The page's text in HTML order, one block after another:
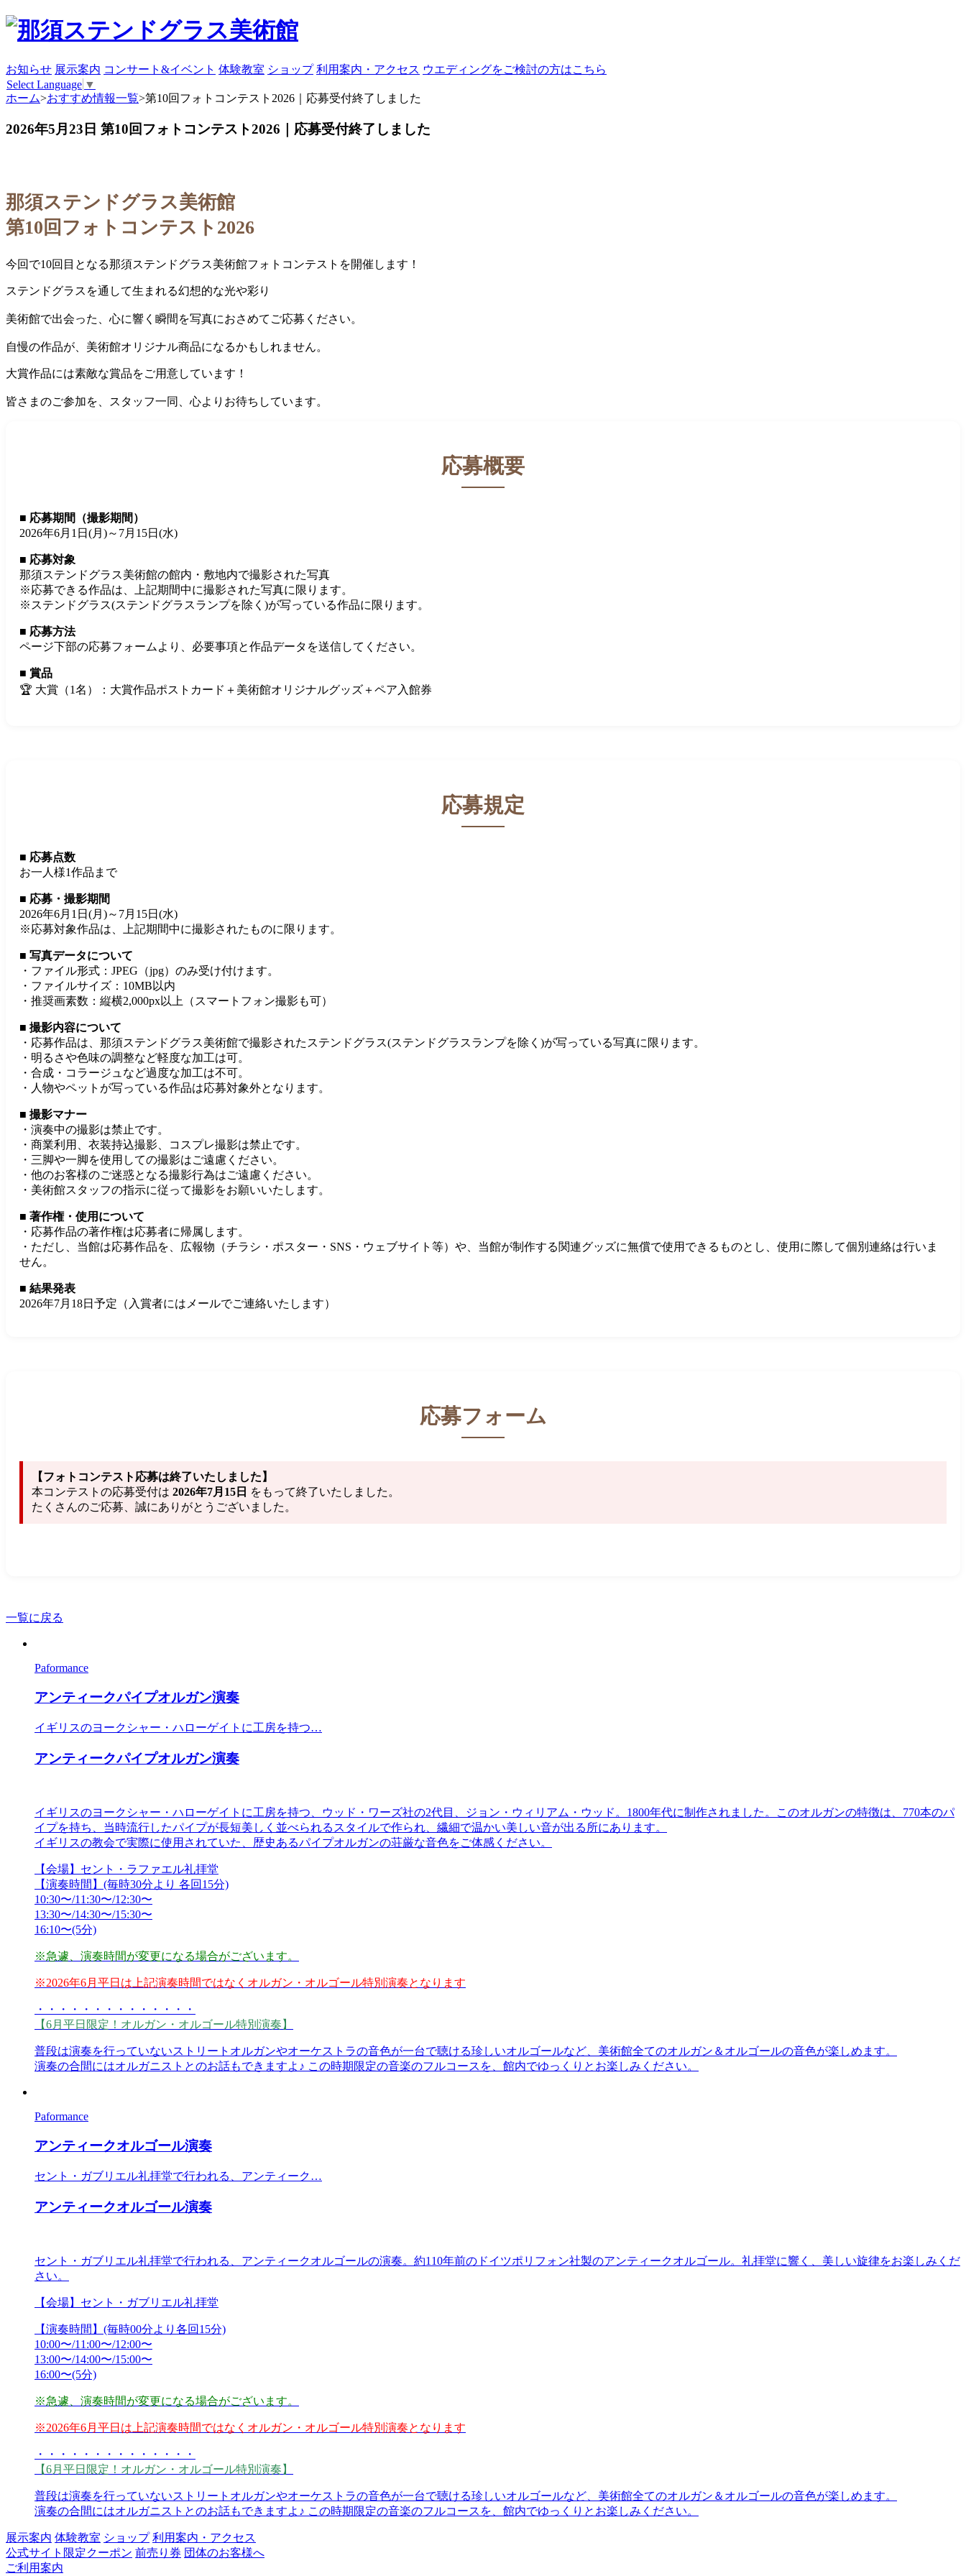
お知らせ 展示案内 コンサート&イベント 体験教室 ショップ 利用案内・アクセス ウエディングをご検討の方はこちら
Select Language ▼
ホーム>おすすめ情報一覧>第10回フォトコンテスト2026｜応募受付終了しました
2026年5月23日 第10回フォトコンテスト2026｜応募受付終了しました
那須ステンドグラス美術館
第10回フォトコンテスト2026
今回で10回目となる那須ステンドグラス美術館フォトコンテストを開催します！
ステンドグラスを通して生まれる幻想的な光や彩り
美術館で出会った、心に響く瞬間を写真におさめてご応募ください。
自慢の作品が、美術館オリジナル商品になるかもしれません。
大賞作品には素敵な賞品をご用意しています！
皆さまのご参加を、スタッフ一同、心よりお待ちしています。
応募概要
■ 応募期間（撮影期間）
2026年6月1日(月)～7月15日(水)
■ 応募対象
那須ステンドグラス美術館の館内・敷地内で撮影された写真
※応募できる作品は、上記期間中に撮影された写真に限ります。
※ステンドグラス(ステンドグラスランプを除く)が写っている作品に限ります。
■ 応募方法
ページ下部の応募フォームより、必要事項と作品データを送信してください。
■ 賞品
🏆 大賞（1名）：大賞作品ポストカード＋美術館オリジナルグッズ＋ペア入館券
応募規定
■ 応募点数
お一人様1作品まで
■ 応募・撮影期間
2026年6月1日(月)～7月15日(水)
※応募対象作品は、上記期間中に撮影されたものに限ります。
■ 写真データについて
・ファイル形式：JPEG（jpg）のみ受け付けます。
・ファイルサイズ：10MB以内
・推奨画素数：縦横2,000px以上（スマートフォン撮影も可）
■ 撮影内容について
・応募作品は、那須ステンドグラス美術館で撮影されたステンドグラス(ステンドグラスランプを除く)が写っている写真に限ります。
・明るさや色味の調整など軽度な加工は可。
・合成・コラージュなど過度な加工は不可。
・人物やペットが写っている作品は応募対象外となります。
■ 撮影マナー
・演奏中の撮影は禁止です。
・商業利用、衣装持込撮影、コスプレ撮影は禁止です。
・三脚や一脚を使用しての撮影はご遠慮ください。
・他のお客様のご迷惑となる撮影行為はご遠慮ください。
・美術館スタッフの指示に従って撮影をお願いいたします。
■ 著作権・使用について
・応募作品の著作権は応募者に帰属します。
・ただし、当館は応募作品を、広報物（チラシ・ポスター・SNS・ウェブサイト等）や、当館が制作する関連グッズに無償で使用できるものとし、使用に際して個別連絡は行いま
せん。
■ 結果発表
2026年7月18日予定（入賞者にはメールでご連絡いたします）
応募フォーム
【フォトコンテスト応募は終了いたしました】
本コンテストの応募受付は2026年7月15日 をもって終了いたしました。
たくさんのご応募、誠にありがとうございました。
一覧に戻る
Paformance
アンティークパイプオルガン演奏
イギリスのヨークシャー・ハローゲイトに工房を持つ…
アンティークパイプオルガン演奏
イギリスのヨークシャー・ハローゲイトに工房を持つ、ウッド・ワーズ社の2代目、ジョン・ウィリアム・ウッド。1800年代に制作されました。このオルガンの特徴は、770本のパ
イプを持ち、当時流行したパイプが長短美しく並べられるスタイルで作られ、繊細で温かい美しい音が出る所にあります。
イギリスの教会で実際に使用されていた、歴史あるパイプオルガンの荘厳な音色をご体感ください。
【会場】セント・ラファエル礼拝堂
【演奏時間】(毎時30分より 各回15分)
10:30〜/11:30〜/12:30〜
13:30〜/14:30〜/15:30〜
16:10〜(5分)
※急遽、演奏時間が変更になる場合がございます。
※2026年6月平日は上記演奏時間ではなくオルガン・オルゴール特別演奏となります
・・・・・・・・・・・・・・
【6月平日限定！オルガン・オルゴール特別演奏】
普段は演奏を行っていないストリートオルガンやオーケストラの音色が一台で聴ける珍しいオルゴールなど、美術館全てのオルガン＆オルゴールの音色が楽しめます。
演奏の合間にはオルガニストとのお話もできますよ♪ この時期限定の音楽のフルコースを、館内でゆっくりとお楽しみください。
Paformance
アンティークオルゴール演奏
セント・ガブリエル礼拝堂で行われる、アンティーク…
アンティークオルゴール演奏
セント・ガブリエル礼拝堂で行われる、アンティークオルゴールの演奏。約110年前のドイツポリフォン社製のアンティークオルゴール。礼拝堂に響く、美しい旋律をお楽しみくだ
さい。
【会場】セント・ガブリエル礼拝堂
【演奏時間】(毎時00分より各回15分)
10:00〜/11:00〜/12:00〜
13:00〜/14:00〜/15:00〜
16:00〜(5分)
※急遽、演奏時間が変更になる場合がございます。
※2026年6月平日は上記演奏時間ではなくオルガン・オルゴール特別演奏となります
・・・・・・・・・・・・・・
【6月平日限定！オルガン・オルゴール特別演奏】
普段は演奏を行っていないストリートオルガンやオーケストラの音色が一台で聴ける珍しいオルゴールなど、美術館全てのオルガン＆オルゴールの音色が楽しめます。
演奏の合間にはオルガニストとのお話もできますよ♪ この時期限定の音楽のフルコースを、館内でゆっくりとお楽しみください。
展示案内 体験教室 ショップ 利用案内・アクセス
公式サイト限定クーポン 前売り券 団体のお客様へ
ご利用案内